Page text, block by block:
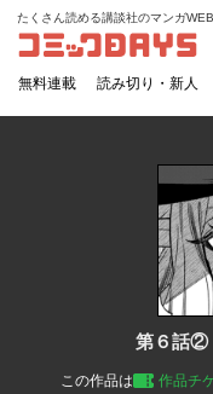
コミックDAYS
たくさん読める講談社のマンガWEB
無料連載 読み切り・新人
第６話②
この作品は 作品チ